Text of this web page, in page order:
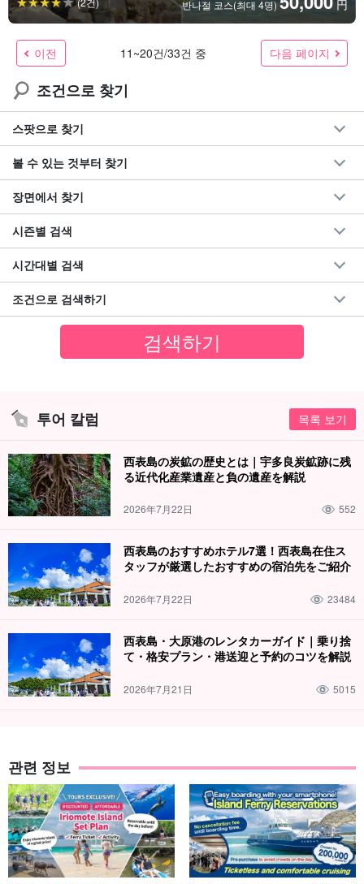
반나절 코스(최대 4명) 円
이전 11~20건/33건 중 다음 페이지
조건으로 찾기
스팟으로 찾기
볼 수 있는 것부터 찾기
장면에서 찾기
시즌별 검색
시간대별 검색
조건으로 검색하기
투어 칼럼 목록 보기
西表島の炭鉱の歴史とは｜宇多良炭鉱跡に残
る近代化産業遺産と負の遺産を解説
2026年7月22日 552
西表島のおすすめホテル7選！西表島在住ス
タッフが厳選したおすすめの宿泊先をご紹介
2026年7月22日 23484
西表島・大原港のレンタカーガイド｜乗り捨
て・格安プラン・港送迎と予約のコツを解説
2026年7月21日 5015
관련 정보